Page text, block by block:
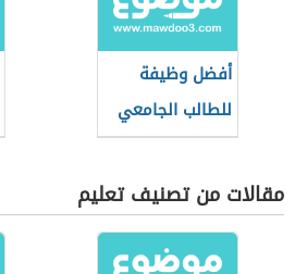
أفضل وظيفة
للطالب الجامعي
مقالات من تصنيف تعليم